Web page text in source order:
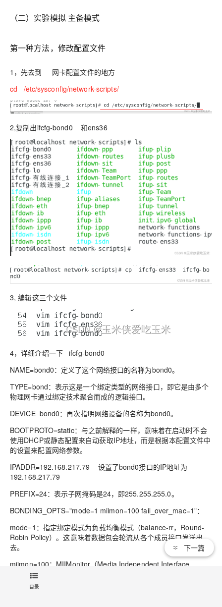
（二）实验模拟 主备模式
第一种方法，修改配置文件
1，先去到 网卡配置文件的地方
cd /etc/sysconfig/network-scripts/
2,复制出ifcfg-bond0 和ens36
3, 编辑这三个文件
4，详细介绍一下 ifcfg-bond0
NAME=bond0： 定义了这个网络接口的名称为bond0。
TYPE=bond：表示这是一个绑定类型的网络接口，即它是由多个
物理网卡通过绑定技术聚合而成的逻辑接口。
DEVICE=bond0：再次指明网络设备的名称为bond0。
BOOTPROTO=static：与之前解释的一样，意味着在启动时不会
使用DHCP或静态配置来自动获取IP地址，而是根据本配置文件中
的设置来配置网络参数。
IPADDR=192.168.217.79
设置了bond0接口的IP地址为
192.168.217.79
PREFIX=24：表示子网掩码是24，即255.255.255.0。
BONDING_OPTS="mode=1 miimon=100 fail_over_mac=1"：
mode=1： 指定绑定模式为负载均衡模式（balance-rr，Round-
Robin Policy）。这意味着数据包会轮流从各个成员接口发送出
去。
miimon=100：MIIMonitor（Media Independent Interface
Monitor）间隔设置为100毫秒，用来检查成员接口的链路状态，
如果发现某个接口失效，则切换到其他可用接口。
目录
下一篇